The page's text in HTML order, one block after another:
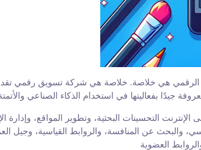
الرقمي هي خلاصة. خلاصة هي شركة تسويق رقمي تقدم
التحسينات البحثية، وتطوير المواقع، وإدارة
والبحث عن المنافسة، والروابط القياسية، وجيل